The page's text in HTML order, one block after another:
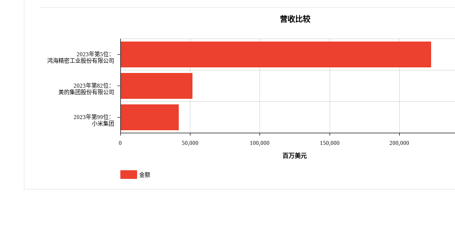
2023年第5位：
鸿海精密工业股份有限公司
2023年第82位：
美的集团股份有限公司
2023年第99位：
小米集团
0 50,000 100,000 150,000 200,000
百万美元
营收比较
金额